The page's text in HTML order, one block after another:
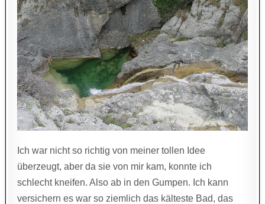
Ich war nicht so richtig von meiner tollen Idee
überzeugt, aber da sie von mir kam, konnte ich
schlecht kneifen. Also ab in den Gumpen. Ich kann
versichern es war so ziemlich das kälteste Bad, das